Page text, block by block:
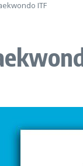
ITF